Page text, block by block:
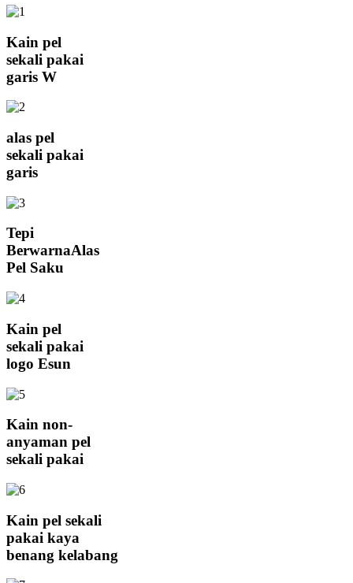
Kain pel
sekali pakai
garis W
alas pel
sekali pakai
garis
Tepi
BerwarnaAlas
Pel Saku
Kain pel
sekali pakai
logo Esun
Kain non-
anyaman pel
sekali pakai
Kain pel sekali
pakai kaya
benang kelabang